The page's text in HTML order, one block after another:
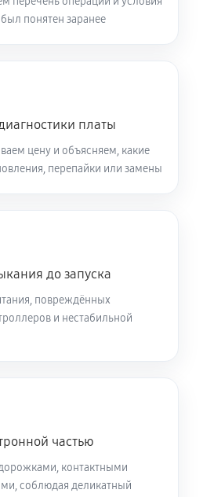
понятен заранее
платы
цену и объясняем, какие
перепайки или замены
до запуска
повреждённых
и нестабильной
частью
контактными
соблюдая деликатный